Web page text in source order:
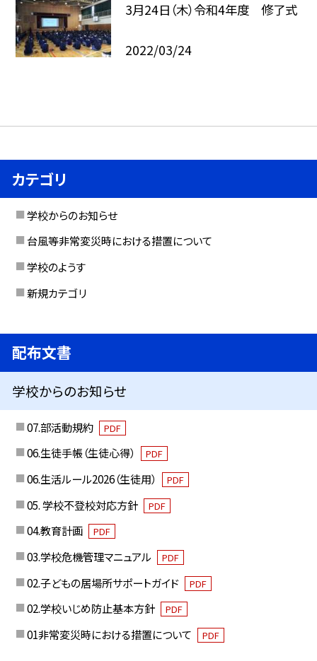
3月24日（木）令和4年度 修了式
2022/03/24
カテゴリ
学校からのお知らせ
台風等非常変災時における措置について
学校のようす
新規カテゴリ
配布文書
学校からのお知らせ
07.部活動規約 PDF
06.生徒手帳（生徒心得） PDF
06.生活ルール2026（生徒用） PDF
05. 学校不登校対応方針 PDF
04.教育計画 PDF
03.学校危機管理マニュアル PDF
02.子どもの居場所サポートガイド PDF
02.学校いじめ防止基本方針 PDF
01非常変災時における措置について PDF